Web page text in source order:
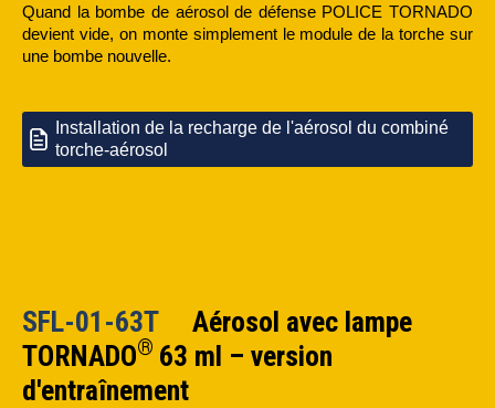
Quand la bombe de aérosol de défense POLICE TORNADO
devient vide, on monte simplement le module de la torche sur
une bombe nouvelle.
Installation de la recharge de l'aérosol du combiné
torche-aérosol
SFL-01-63T Aérosol avec lampe
TORNADO® 63 ml – version
d'entraînement